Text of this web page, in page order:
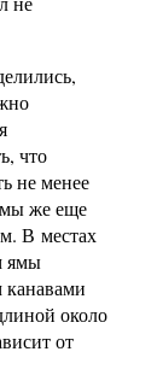
что
не менее
же еще
В местах
ямы
около
от